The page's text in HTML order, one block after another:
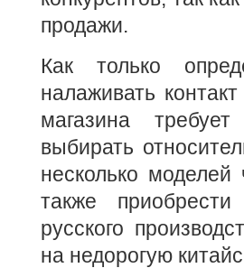
продажи.
Как только
налаживать
магазина
выбирать
несколько моделей
также
русского
на недорогую